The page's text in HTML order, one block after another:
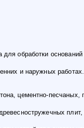
для обработки
и наружных работах.
цементно-песчаных,